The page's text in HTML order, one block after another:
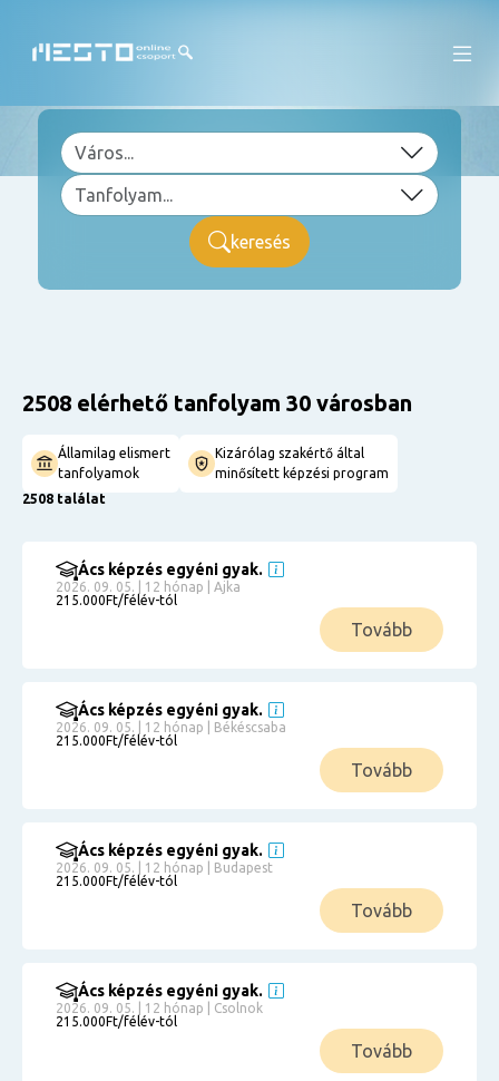
keresés
2508 elérhető tanfolyam 30 városban
Államilag elismert
tanfolyamok
Kizárólag szakértő által
minősített képzési program
2508 találat
Ács képzés egyéni gyak.
2026. 09. 05. | 12 hónap | Ajka
215.000Ft/félév-tól
Tovább
Ács képzés egyéni gyak.
2026. 09. 05. | 12 hónap | Békéscsaba
215.000Ft/félév-tól
Tovább
Ács képzés egyéni gyak.
2026. 09. 05. | 12 hónap | Budapest
215.000Ft/félév-tól
Tovább
Ács képzés egyéni gyak.
2026. 09. 05. | 12 hónap | Csolnok
215.000Ft/félév-tól
Tovább